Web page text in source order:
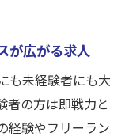
ライバーとして
が広がる求人
も未経験者にも大
者の方は即戦力と
経験やフリーラン